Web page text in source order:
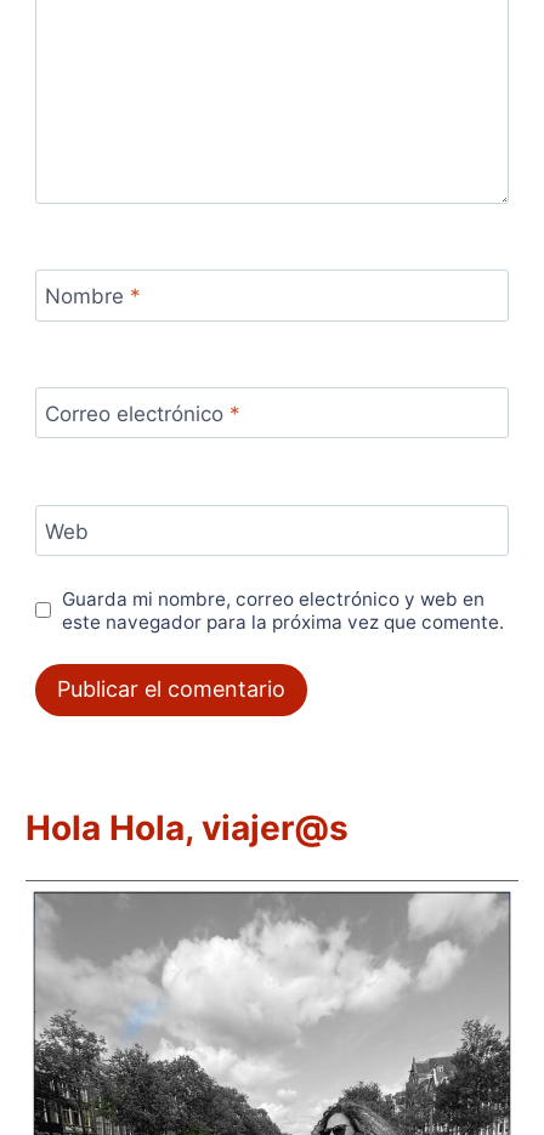
Nombre *
Correo electrónico *
Web
Guarda mi nombre, correo electrónico y web en
este navegador para la próxima vez que comente.
Hola Hola, viajer@s